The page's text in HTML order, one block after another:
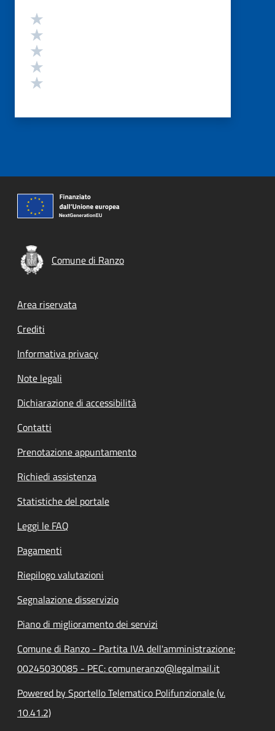
Valutazione
Comune di Ranzo
Footer menu
Area riservata
Crediti
Informativa privacy
Note legali
Dichiarazione di accessibilità
Contatti
Prenotazione appuntamento
Richiedi assistenza
Statistiche del portale
Leggi le FAQ
Pagamenti
Riepilogo valutazioni
Segnalazione disservizio
Piano di miglioramento dei servizi
Comune di Ranzo - Partita IVA dell'amministrazione:
00245030085 - PEC: comuneranzo@legalmail.it
Powered by Sportello Telematico Polifunzionale (v.
10.41.2)